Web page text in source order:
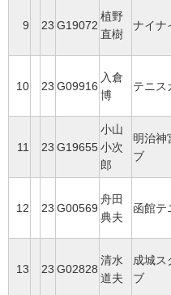
9 23 G19072
植野
直樹
ナイナ
10 23 G09916
入倉
博
テニス
11 23 G19655
小山
小次
郎
明治神
ブ
12 23 G00569
舟田
典夫
函館テ
13 23 G02828
清水
道夫
成城ス
ブ